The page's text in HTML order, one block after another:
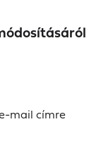
mail címre